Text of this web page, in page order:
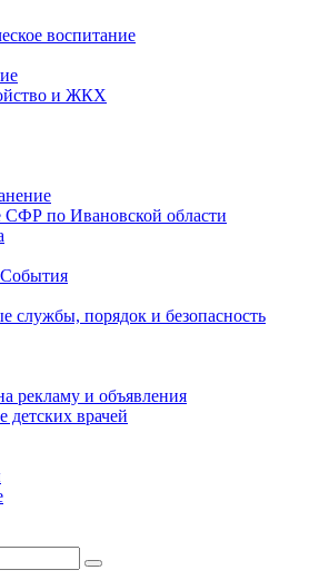
воспитание
и ЖКХ
СФР по Ивановской области
службы, порядок и безопасность
рекламу и объявления
детских врачей
Поиск